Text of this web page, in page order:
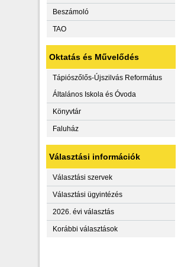
Beszámoló
TAO
Oktatás és Művelődés
Tápiószőlős-Újszilvás Református
Általános Iskola és Óvoda
Könyvtár
Faluház
Választási információk
Választási szervek
Választási ügyintézés
2026. évi választás
Korábbi választások